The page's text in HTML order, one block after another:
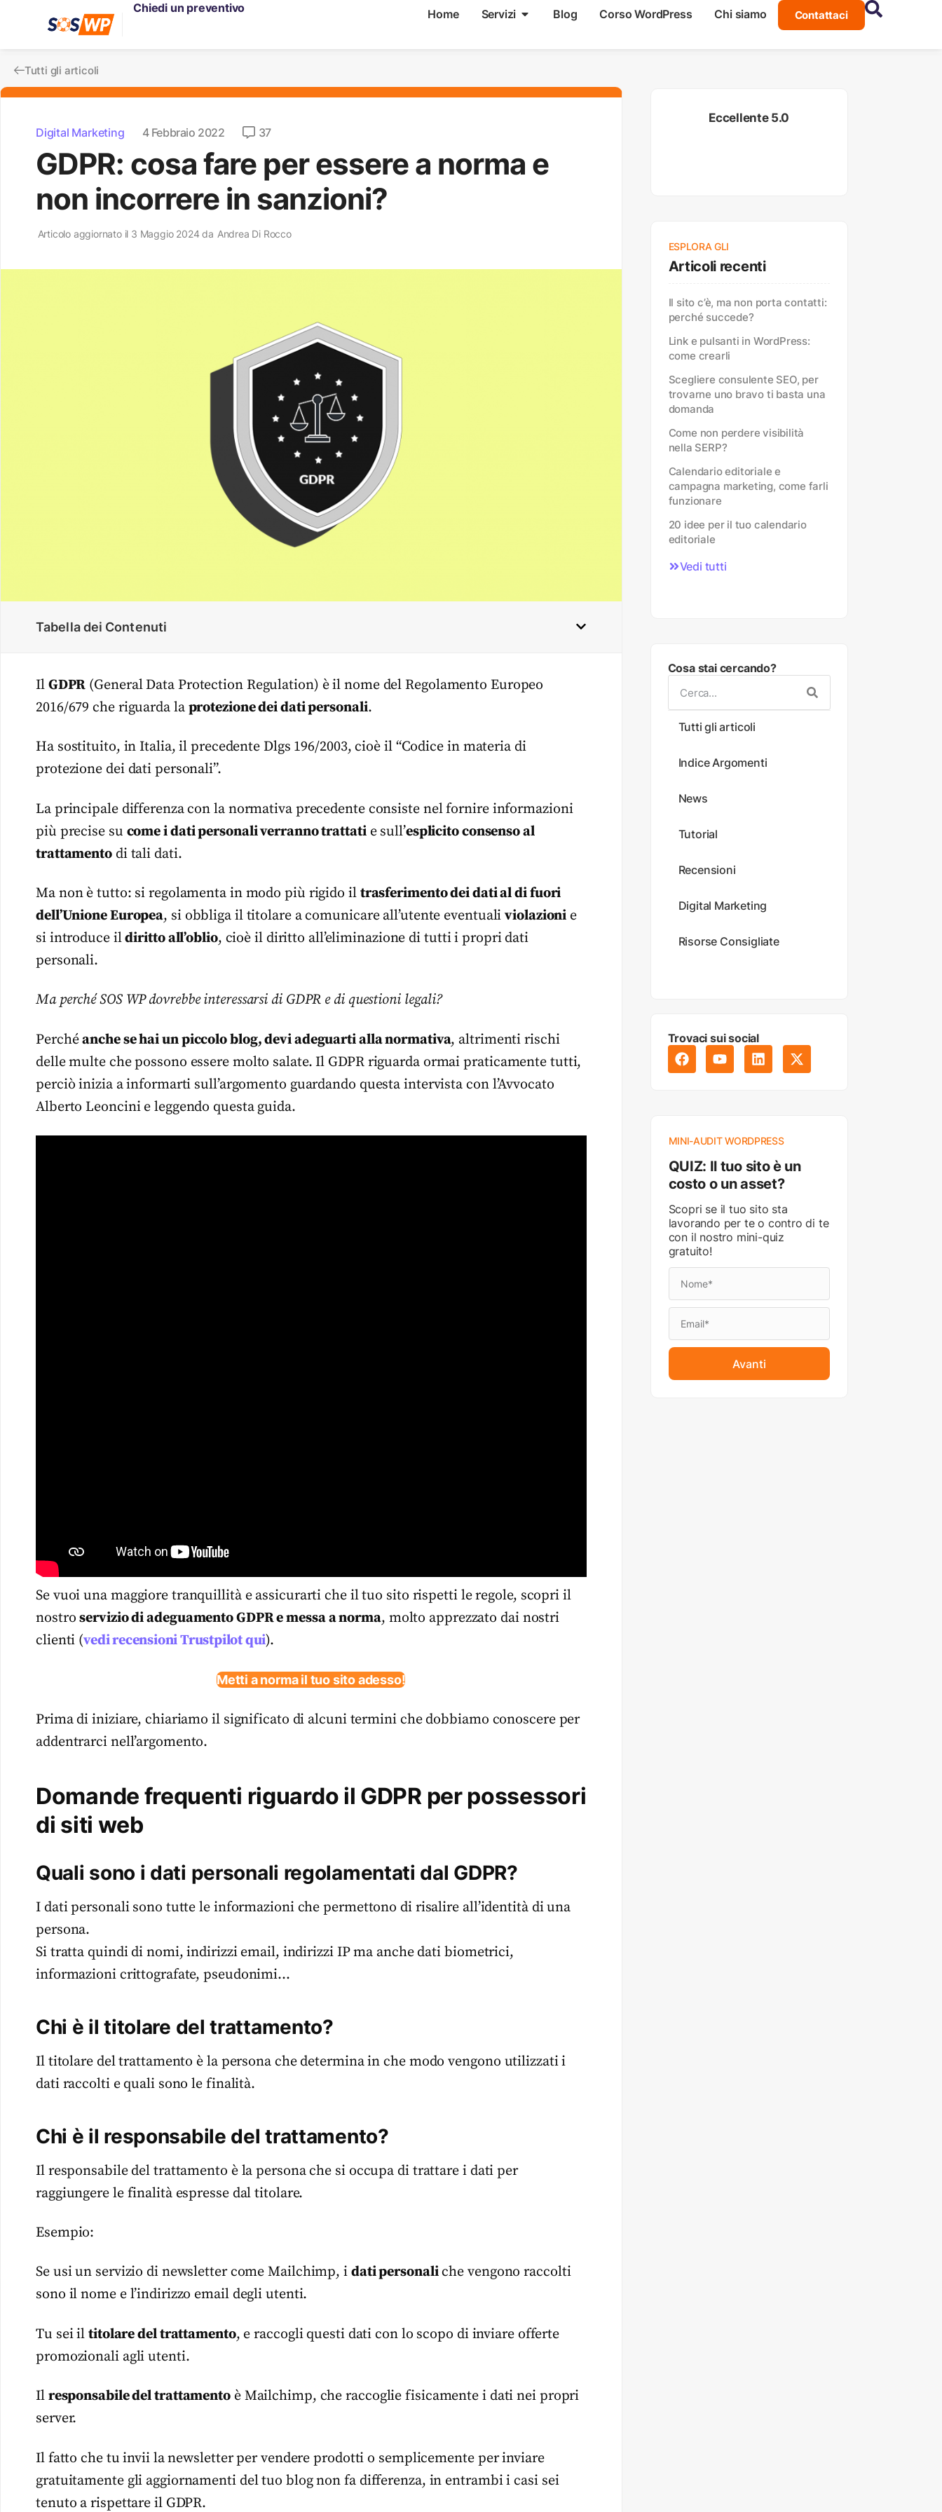
Home Servizi Blog Corso WordPress Chi siamo Contattaci
Chiedi un preventivo
Tutti gli articoli
Digital Marketing 4 Febbraio 2022 37
GDPR: cosa fare per essere a norma e
non incorrere in sanzioni?
Articolo aggiornato il 3 Maggio 2024 da Andrea Di Rocco
Tabella dei Contenuti
Il GDPR (General Data Protection Regulation) è il nome del Regolamento Europeo
2016/679 che riguarda la protezione dei dati personali.
Ha sostituito, in Italia, il precedente Dlgs 196/2003, cioè il “Codice in materia di
protezione dei dati personali”.
La principale differenza con la normativa precedente consiste nel fornire informazioni
più precise su come i dati personali verranno trattatie sull’esplicito consenso al
trattamentodi tali dati.
Ma non è tutto: si regolamenta in modo più rigido il trasferimento dei dati al di fuori
dell’Unione Europea, si obbliga il titolare a comunicare all’utente eventualiviolazioni e
si introduce ildiritto all’oblio, cioè il diritto all’eliminazione di tutti i propri dati
personali.
Ma perché SOS WP dovrebbe interessarsi di GDPR e di questioni legali?
Perchéanche se hai un piccolo blog, devi adeguarti alla normativa, altrimenti rischi
delle multe che possono essere molto salate. Il GDPR riguarda ormai praticamente tutti,
perciò inizia a informarti sull’argomento guardando questa intervista con l’Avvocato
Alberto Leoncini e leggendo questa guida.
Se vuoi una maggiore tranquillità e assicurarti che il tuo sito rispetti le regole, scopri il
nostroservizio di adeguamento GDPR e messa a norma, molto apprezzato dai nostri
clienti (vedi recensioni Trustpilot qui).
Metti a norma il tuo sito adesso!
Prima di iniziare, chiariamo il significato di alcuni termini che dobbiamo conoscere per
addentrarci nell’argomento.
Domande frequenti riguardo il GDPR per possessori
di siti web
Quali sono i dati personali regolamentati dal GDPR?
I dati personali sono tutte le informazioni che permettono di risalire all’identità di una
persona.
Si tratta quindi di nomi, indirizzi email, indirizzi IP ma anche dati biometrici,
informazioni crittografate, pseudonimi…
Chi è il titolare del trattamento?
Il titolare del trattamento è la persona che determina in che modo vengono utilizzati i
dati raccolti e quali sono le finalità.
Chi è il responsabile del trattamento?
Il responsabile del trattamento è la persona che si occupa di trattare i dati per
raggiungere le finalità espresse dal titolare.
Esempio:
Se usi un servizio di newsletter come Mailchimp, i dati personaliche vengono raccolti
sono il nome e l’indirizzo email degli utenti.
Tu sei il titolare del trattamento, e raccogli questi dati con lo scopo di inviare offerte
promozionali agli utenti.
Il responsabile del trattamentoè Mailchimp, che raccoglie fisicamente i dati nei propri
server.
Il fatto che tu invii la newsletter per vendere prodotti o semplicemente per inviare
gratuitamente gli aggiornamenti del tuo blog non fa differenza, in entrambi i casi sei
tenuto a rispettare il GDPR.
Eccellente 5.0
ESPLORA GLI
Articoli recenti
Il sito c’è, ma non porta contatti:
perché succede?
Link e pulsanti in WordPress:
come crearli
Scegliere consulente SEO, per
trovarne uno bravo ti basta una
domanda
Come non perdere visibilità
nella SERP?
Calendario editoriale e
campagna marketing, come farli
funzionare
20 idee per il tuo calendario
editoriale
Vedi tutti
Cosa stai cercando?
Tutti gli articoli
Indice Argomenti
News
Tutorial
Recensioni
Digital Marketing
Risorse Consigliate
Trovaci sui social
MINI-AUDIT WORDPRESS
QUIZ: Il tuo sito è un
costo o un asset?
Scopri se il tuo sito sta
lavorando per te o contro di te
con il nostro mini-quiz
gratuito!
Avanti